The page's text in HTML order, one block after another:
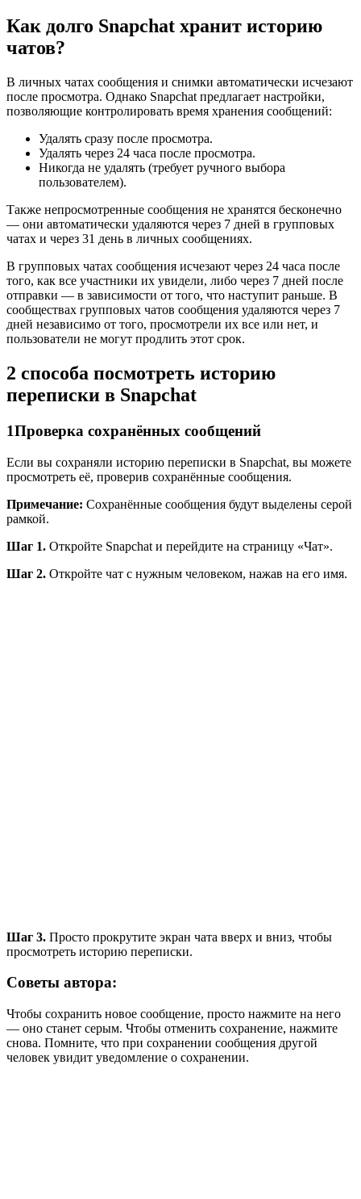
Как долго Snapchat хранит историю
чатов?
В личных чатах сообщения и снимки автоматически исчезают
после просмотра. Однако Snapchat предлагает настройки,
позволяющие контролировать время хранения сообщений:
Удалять сразу после просмотра.
Удалять через 24 часа после просмотра.
Никогда не удалять (требует ручного выбора
пользователем).
Также непросмотренные сообщения не хранятся бесконечно
— они автоматически удаляются через 7 дней в групповых
чатах и через 31 день в личных сообщениях.
В групповых чатах сообщения исчезают через 24 часа после
того, как все участники их увидели, либо через 7 дней после
отправки — в зависимости от того, что наступит раньше. В
сообществах групповых чатов сообщения удаляются через 7
дней независимо от того, просмотрели их все или нет, и
пользователи не могут продлить этот срок.
2 способа посмотреть историю
переписки в Snapchat
1Проверка сохранённых сообщений
Если вы сохраняли историю переписки в Snapchat, вы можете
просмотреть её, проверив сохранённые сообщения.
Примечание: Сохранённые сообщения будут выделены серой
рамкой.
Шаг 1. Откройте Snapchat и перейдите на страницу «Чат».
Шаг 2. Откройте чат с нужным человеком, нажав на его имя.
Шаг 3. Просто прокрутите экран чата вверх и вниз, чтобы
просмотреть историю переписки.
Советы автора:
Чтобы сохранить новое сообщение, просто нажмите на него
— оно станет серым. Чтобы отменить сохранение, нажмите
снова. Помните, что при сохранении сообщения другой
человек увидит уведомление о сохранении.